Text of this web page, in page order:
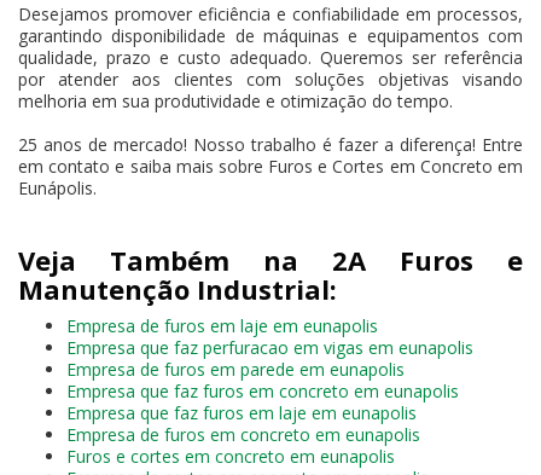
Desejamos promover eficiência e confiabilidade em processos,
garantindo disponibilidade de máquinas e equipamentos com
qualidade, prazo e custo adequado. Queremos ser referência
por atender aos clientes com soluções objetivas visando
melhoria em sua produtividade e otimização do tempo.
25 anos de mercado! Nosso trabalho é fazer a diferença! Entre
em contato e saiba mais sobre Furos e Cortes em Concreto em
Eunápolis.
Veja Também na 2A Furos e
Manutenção Industrial:
Empresa de furos em laje em eunapolis
Empresa que faz perfuracao em vigas em eunapolis
Empresa de furos em parede em eunapolis
Empresa que faz furos em concreto em eunapolis
Empresa que faz furos em laje em eunapolis
Empresa de furos em concreto em eunapolis
Furos e cortes em concreto em eunapolis